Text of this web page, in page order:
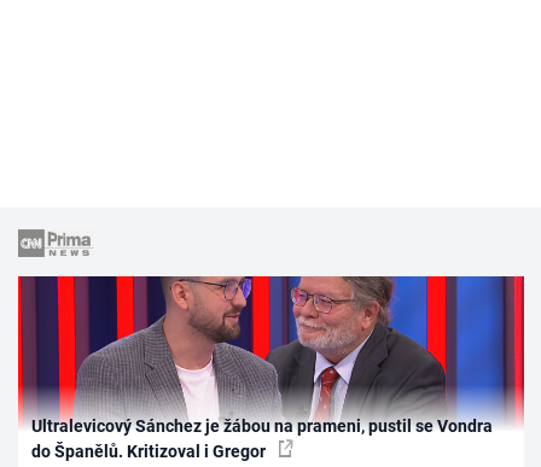
Ultralevicový Sánchez je žábou na prameni, pustil se Vondra
do Španělů. Kritizoval i Gregor